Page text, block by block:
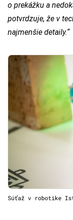
o prekážku a
potvrdzuje, že v
najmenšie detaily.“
Súťaž v robotike